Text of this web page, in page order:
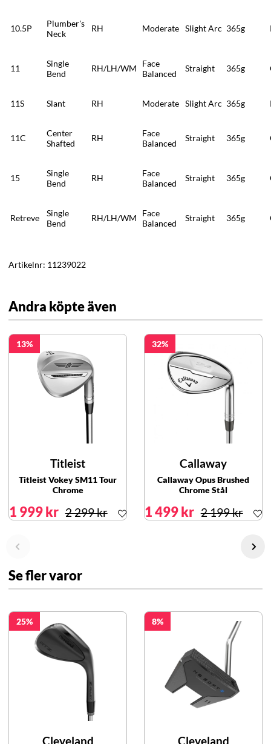
10.5P
Plumber's
Neck
RH Moderate Slight Arc 365g
11
Single
Bend
RH/LH/WM
Face
Balanced
Straight 365g
11S Slant RH Moderate Slight Arc 365g
11C
Center
Shafted
RH
Face
Balanced
Straight 365g
15
Single
Bend
RH
Face
Balanced
Straight 365g
Retreve
Single
Bend
RH/LH/WM
Face
Balanced
Straight 365g
Artikelnr: 11239022
Andra köpte även
13
Titleist
Titleist Vokey SM11 Tour
Chrome
1 999 kr 2 299 kr
32
Callaway
Callaway Opus Brushed
Chrome Stål
1 499 kr 2 199 kr
Se fler varor
25
Cleveland
8
Cleveland